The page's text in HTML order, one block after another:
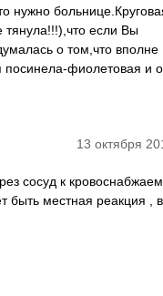
нужно
тянула!!!),что если Вы
о том,что вполне
посинела-фиолетовая и
13 октября
сосуд к
быть местная реакция ,